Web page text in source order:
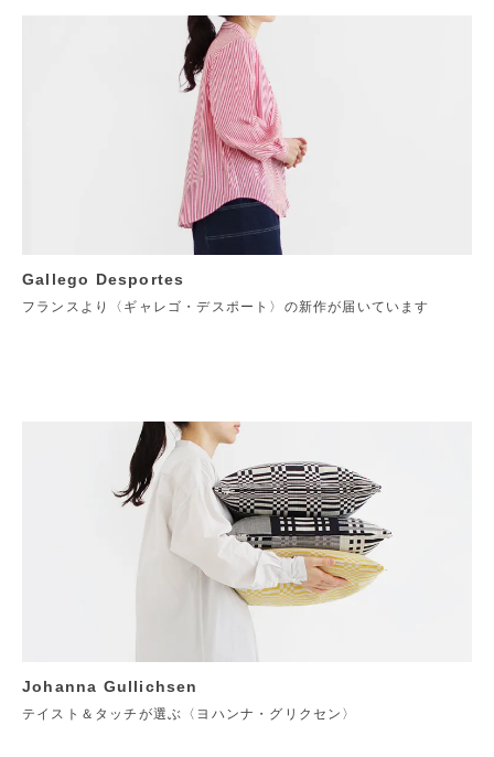
Gallego Desportes
フランスより〈ギャレゴ・デスポート〉の新作が届いています
Johanna Gullichsen
テイスト＆タッチが選ぶ〈ヨハンナ・グリクセン〉